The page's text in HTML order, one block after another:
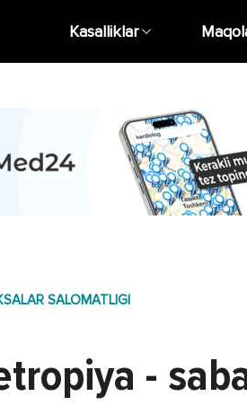
Kasalliklar
SALOMATLIGI
-